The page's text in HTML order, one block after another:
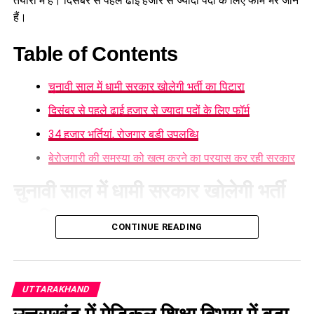
हैं।
Table of Contents
चुनावी साल में धामी सरकार खोलेगी भर्ती का पिटारा
दिसंबर से पहले ढाई हजार से ज्यादा पदों के लिए फॉर्म
34 हजार भर्तियां, रोजगार बड़ी उपलब्धि
बेरोजगारी की समस्या को खत्म करने का प्रयास कर रही सरकार
का पिटारा
2500 नए पदों पर भर्ती प्रक्रिया शुरू करने जा रहा है। इसके साथ ही
जिन पदों के लिए पहले ही आवेदन लिए जा चुके हैं, उनकी लिखित परीक्षाएं भी
CONTINUE READING
UTTARAKHAND